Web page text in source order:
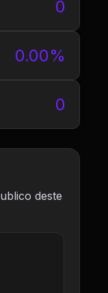
0
0.00%
0
deste